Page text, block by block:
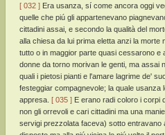
[ 032 ] Era usanza, sí come ancora oggi
quelle che piú gli appartenevano
cittadini assai, e secondo la qualità del
alla chiesa da lui prima eletta anzi la morte
tutto o in maggior parte quasi cessarono e
donne da torno morivan le genti, ma assai
quali i pietosi pianti e l'amare lagrime de'
festeggiar compagnevole; la quale
appresa. [ 035 ] E erano radi coloro i corpi
non gli orrevoli e cari cittadini ma una
servigi prezzolata faceva) sotto entravano